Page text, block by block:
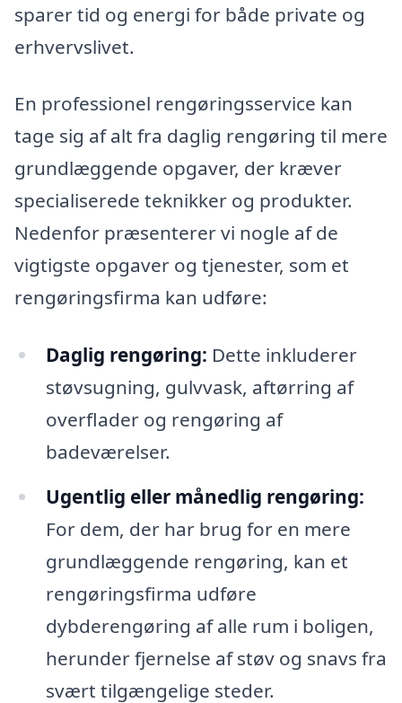
sparer tid og energi for både private og
erhvervslivet.
En professionel rengøringsservice kan
tage sig af alt fra daglig rengøring til mere
grundlæggende opgaver, der kræver
specialiserede teknikker og produkter.
Nedenfor præsenterer vi nogle af de
vigtigste opgaver og tjenester, som et
rengøringsfirma kan udføre:
Daglig rengøring: Dette inkluderer
støvsugning, gulvvask, aftørring af
overflader og rengøring af
badeværelser.
Ugentlig eller månedlig rengøring:
For dem, der har brug for en mere
grundlæggende rengøring, kan et
rengøringsfirma udføre
dybderengøring af alle rum i boligen,
herunder fjernelse af støv og snavs fra
svært tilgængelige steder.